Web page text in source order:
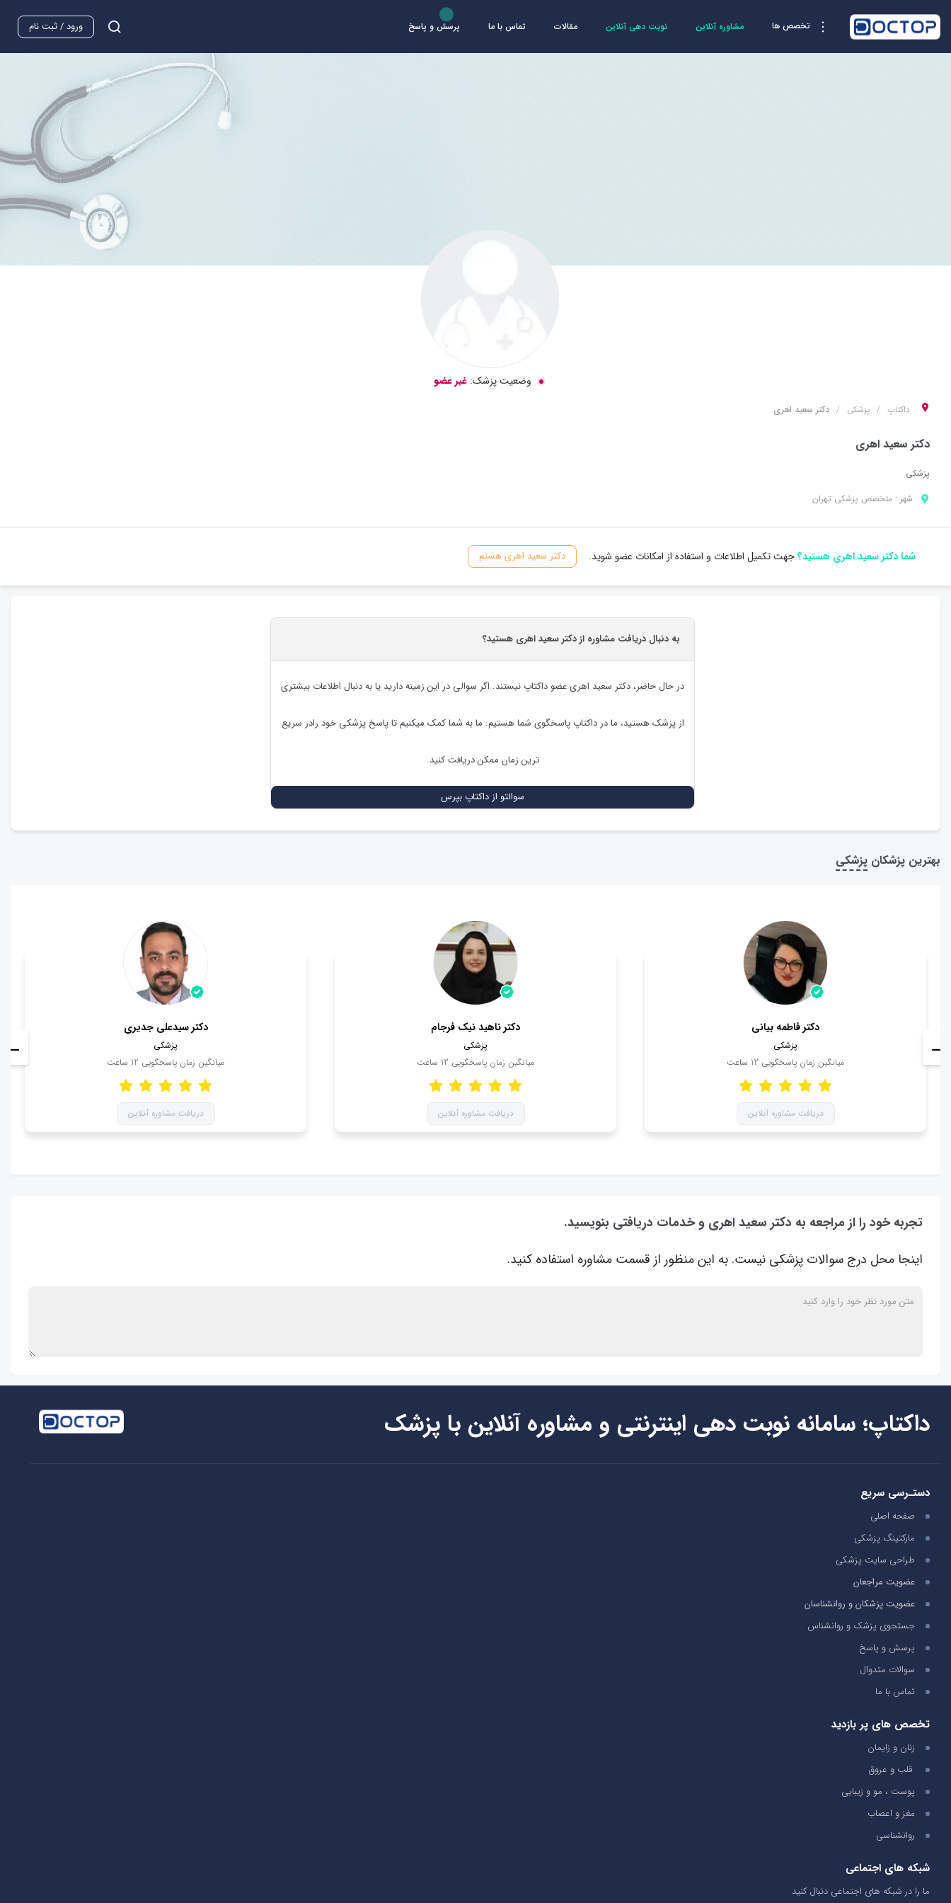
تخصص ها مشاوره آنلاین نوبت دهی آنلاین مقالات تماس با ما پرسش و پاسخ ورود / ثبت نام
وضعیت پزشک: غیر عضو
داکتاپ پزشکی دکتر سعید اهری
دکتر سعید اهری
پزشکی
شهر : متخصص پزشکی تهران
شما دکتر سعید اهری هستید؟جهت تکمیل اطلاعات و استفاده از امکانات عضو شوید. دکتر سعید اهری هستم
به دنبال دریافت مشاوره از دکتر سعید اهری هستید؟
در حال حاضر، دکتر سعید اهریعضو داکتاپ نیستند. اگر سوالی در این زمینه دارید یا به دنبال اطلاعات بیشتری
از پزشک هستید، ما در داکتاپ پاسخگوی شما هستیم. ما به شما کمک میکنیم تا پاسخ پزشکی خود رادر سریع
ترین زمان ممکن دریافت کنید.
سوالتو از داکتاپ بپرس
بهترین پزشکان پزشکی
دکتر سیدعلی جدیری
پزشکی
میانگین زمان پاسخگویی 12 ساعت
دریافت مشاوره آنلاین
دکتر ناهید نیک فرجام
پزشکی
میانگین زمان پاسخگویی 12 ساعت
دریافت مشاوره آنلاین
دکتر فاطمه بیانی
پزشکی
میانگین زمان پاسخگویی 12 ساعت
دریافت مشاوره آنلاین
تجربه خود را از مراجعه به دکتر سعید اهری و خدمات دریافتی بنویسید.
اینجا محل درج سوالات پزشکی نیست. به این منظور از قسمت مشاوره استفاده کنید.
داکتاپ؛ سامانه نوبت دهی اینترنتی و مشاوره آنلاین با پزشک
دستـرسی سریع
صفحه اصلی
مارکتینگ پزشکی
طراحی سایت پزشکی
عضویت مراجعان
عضویت پزشکان و روانشناسان
جستجوی پزشک و روانشناس
پرسش و پاسخ
سوالات متدوال
تماس با ما
تخصص های پر بازدید
زنان و زایمان
قلب و عروق
پوست ، مو و زیبایی
مغز و اعصاب
روانشناسی
شبکه های اجتماعی
ما را در شبکه های اجتماعی دنبال کنید